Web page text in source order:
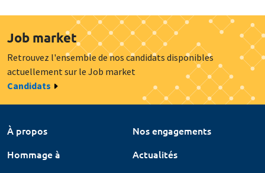
Job market
Retrouvez l'ensemble de nos candidats disponibles
actuellement sur le Job market
Candidats
À propos
Nos engagements
Hommage à
Actualités